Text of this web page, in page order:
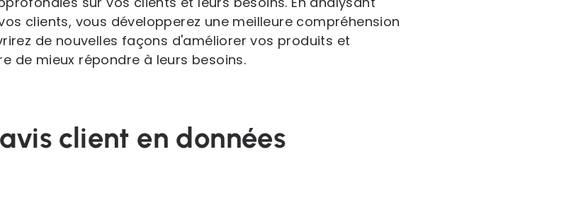
clients, vous développerez une meilleure compréhension
de nouvelles façons d'améliorer vos produits et
de mieux répondre à leurs besoins.
client en données